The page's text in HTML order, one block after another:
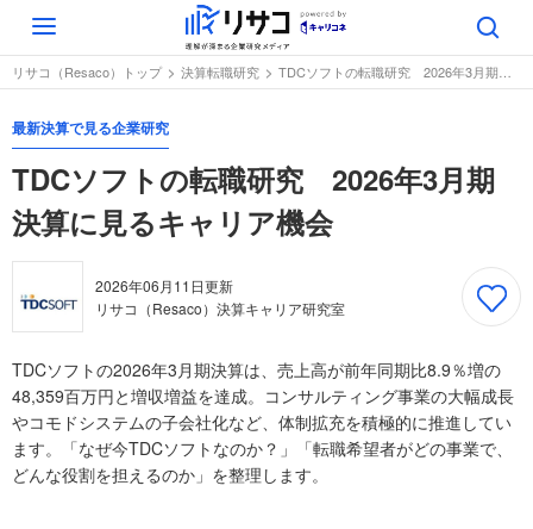
Toggle
navigation
リサコ（Resaco）トップ 決算転職研究 TDCソフトの転職研究 2026年3月期決算に見るキャリア機会
最新決算で見る企業研究
TDCソフトの転職研究 2026年3月期
決算に見るキャリア機会
2026年06月11日更新
リサコ（Resaco）決算キャリア研究室
TDCソフトの2026年3月期決算は、売上高が前年同期比8.9％増の
48,359百万円と増収増益を達成。コンサルティング事業の大幅成長
やコモドシステムの子会社化など、体制拡充を積極的に推進してい
ます。「なぜ今TDCソフトなのか？」「転職希望者がどの事業で、
どんな役割を担えるのか」を整理します。